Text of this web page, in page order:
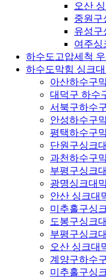
오산
중원구
유성구
여주싱
하수도고압세척
하수도막힘 싱크
아산하수구
대덕구 하수
서북구하수
안성하수구
평택하수구
단원구싱크
과천하수구
부평구싱크
광명싱크대
안산 싱크대
미추홀구싱
도봉구싱크
부평구싱크
오산 싱크대
계양구하수
미추홀구싱